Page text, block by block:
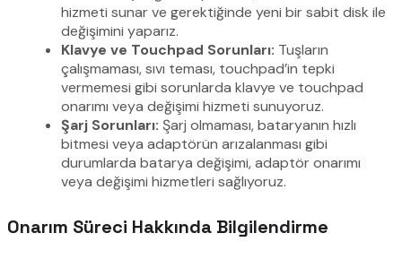
hizmeti sunar ve gerektiğinde yeni bir sabit disk ile
değişimini yaparız.
Klavye ve Touchpad Sorunları: Tuşların
çalışmaması, sıvı teması, touchpad’in tepki
vermemesi gibi sorunlarda klavye ve touchpad
onarımı veya değişimi hizmeti sunuyoruz.
Şarj Sorunları: Şarj olmaması, bataryanın hızlı
bitmesi veya adaptörün arızalanması gibi
durumlarda batarya değişimi, adaptör onarımı
veya değişimi hizmetleri sağlıyoruz.
Onarım Süreci Hakkında Bilgilendirme